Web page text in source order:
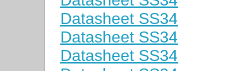
Datasheet SS34
Datasheet SS34
Datasheet SS34